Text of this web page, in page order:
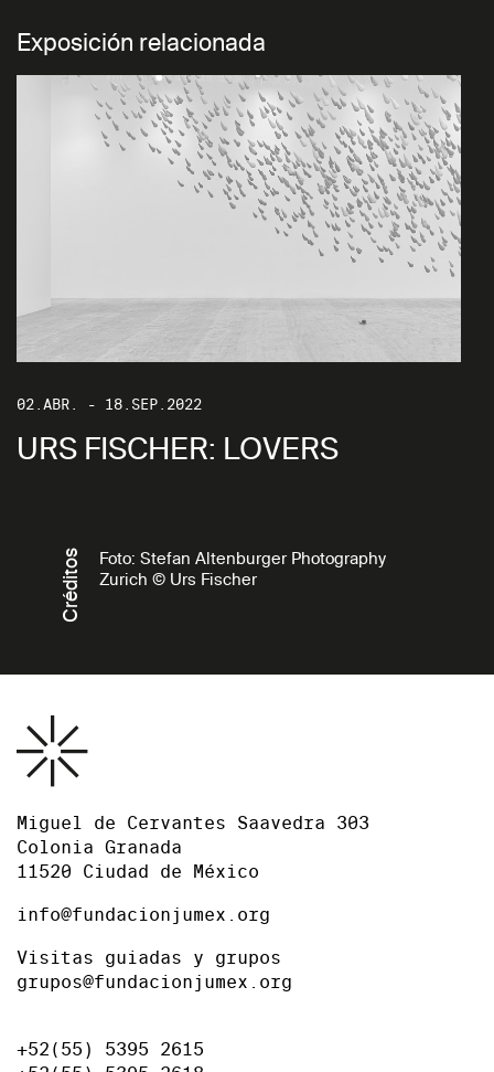
Exposición relacionada
02.ABR. - 18.SEP.2022
URS FISCHER: LOVERS
Créditos
Foto: Stefan Altenburger Photography
Zurich © Urs Fischer
Miguel de Cervantes Saavedra 303
Colonia Granada
11520 Ciudad de México
info@fundacionjumex.org
Visitas guiadas y grupos
grupos@fundacionjumex.org
+52(55) 5395 2615